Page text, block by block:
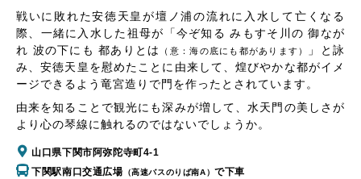
戦いに敗れた安徳天皇が壇ノ浦の流れに入水して亡くなる
際、一緒に入水した祖母が「今ぞ知る みもすそ川の 御なが
れ 波の下にも 都ありとは
（意：海の底にも都があります）
」と詠
み、安徳天皇を慰めたことに由来して、煌びやかな都がイメ
ージできるよう竜宮造りで門を作ったとされています。
由来を知ることで観光にも深みが増して、水天門の美しさが
より心の琴線に触れるのではないでしょうか。
山口県下関市阿弥陀寺町4-1
下関駅南口交通広場 （高速バスのりば南A）で下車